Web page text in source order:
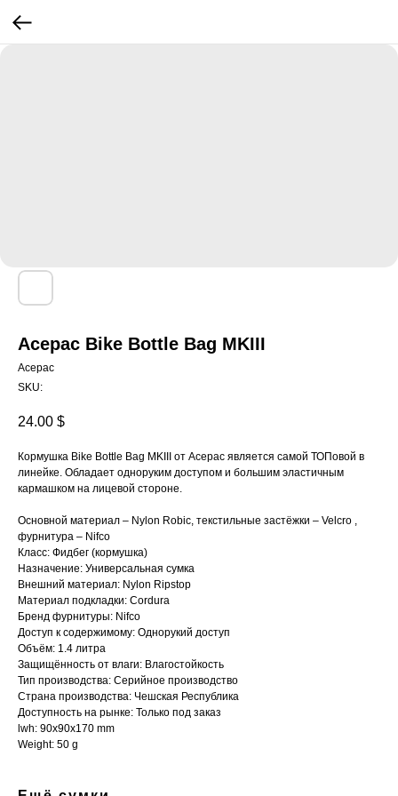
Acepac Bike Bottle Bag MKIII
Acepac
SKU:
24.00 $
Кормушка Bike Bottle Bag MKIII от Acepac является самой ТОПовой в
линейке. Обладает одноруким доступом и большим эластичным
кармашком на лицевой стороне.
Основной материал – Nylon Robic, текстильные застёжки – Velcro ,
фурнитура – Nifco
Класс: Фидбег (кормушка)
Назначение: Универсальная сумка
Внешний материал: Nylon Ripstop
Материал подкладки: Cordura
Бренд фурнитуры: Nifco
Доступ к содержимому: Однорукий доступ
Объём: 1.4 литра
Защищённость от влаги: Влагостойкость
Тип производства: Серийное производство
Страна производства: Чешская Республика
Доступность на рынке: Только под заказ
lwh: 90x90x170 mm
Weight: 50 g